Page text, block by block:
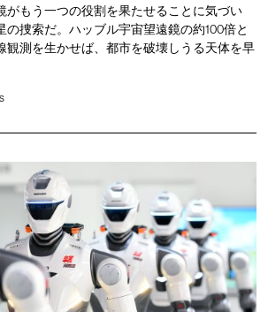
がもう一つの役割を果たせることに気づい
の捜索だ。ハッブル宇宙望遠鏡の約100倍と
観測を生かせば、都市を破壊しうる天体を早